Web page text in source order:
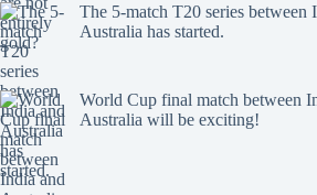
The 5-match T20 series between
Australia has started.
World Cup final match between
Australia will be exciting!